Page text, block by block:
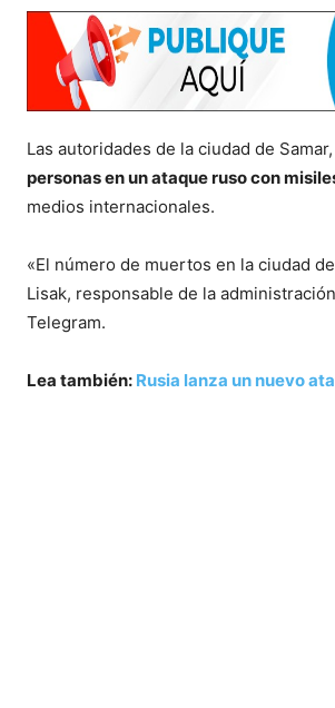
Las autoridades de la ciudad de
personas en un ataque ruso con
medios internacionales.
«El número de muertos en la ciudad
Lisak, responsable de la
Telegram.
Lea también: Rusia lanza un nuevo